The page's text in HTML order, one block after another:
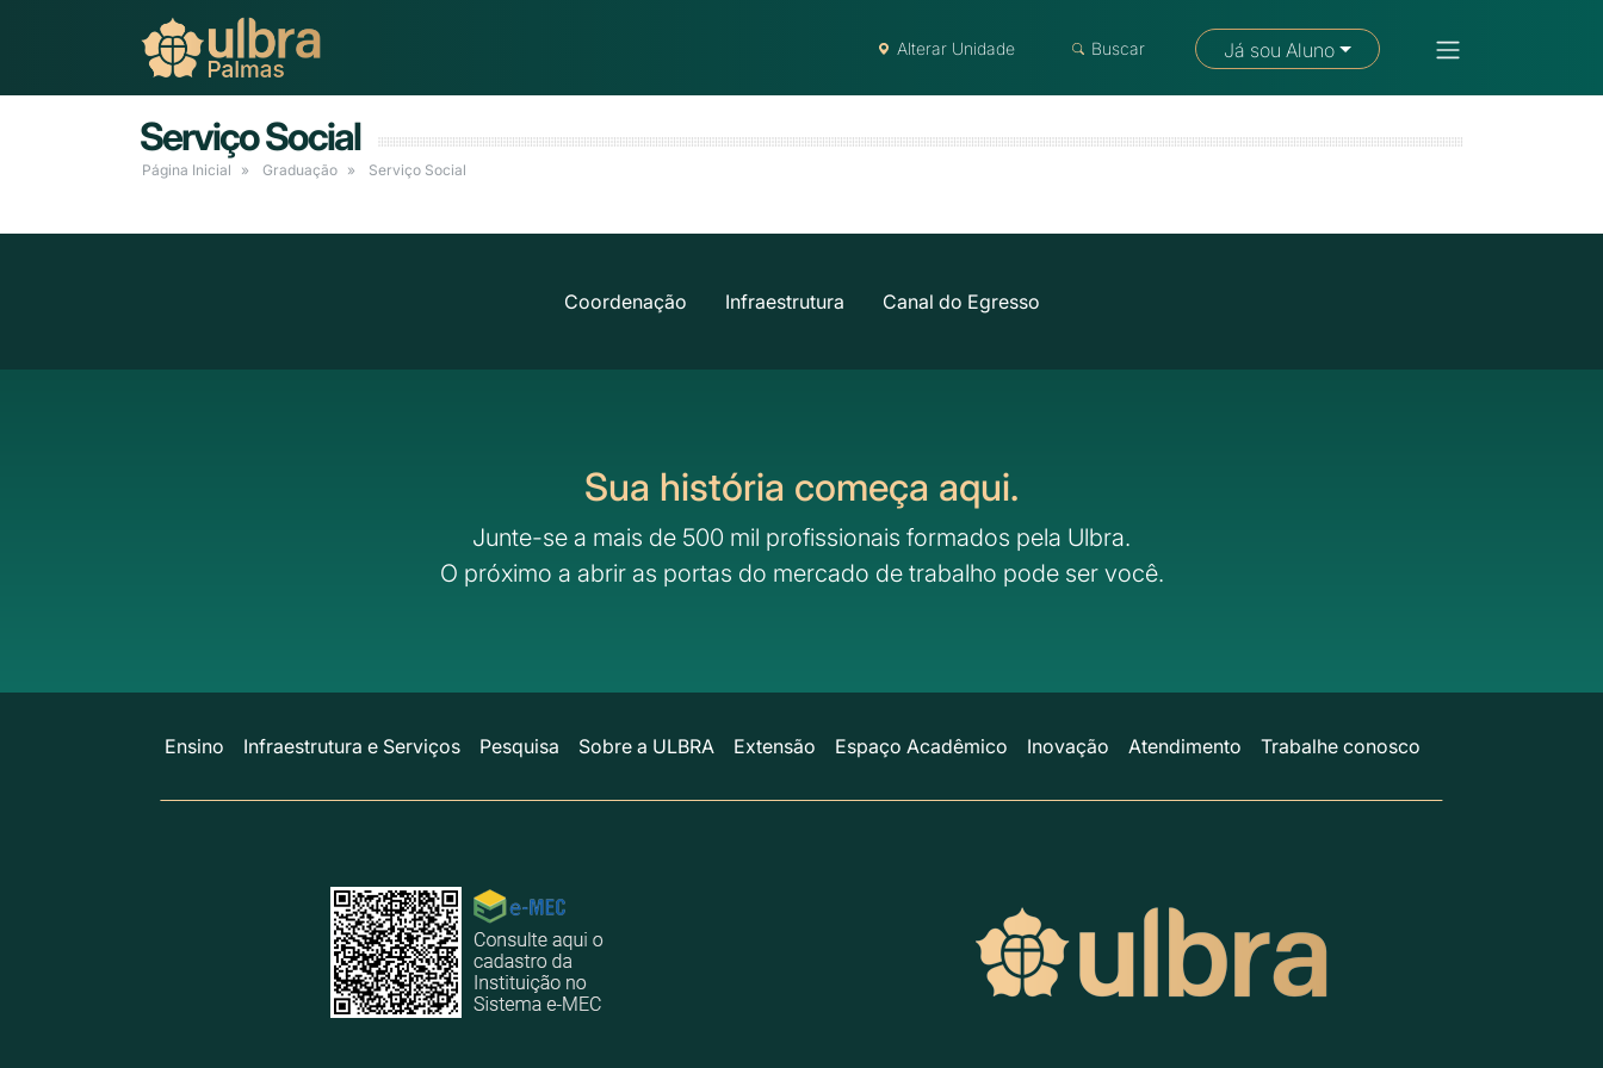
Fale com um consultor
Alterar Unidade Buscar Já sou Aluno
Serviço Social
Página Inicial Graduação Serviço Social
Coordenação Infraestrutura Canal do Egresso
Sua história começa aqui.
Junte-se a mais de 500 mil profissionais formados pela Ulbra.
O próximo a abrir as portas do mercado de trabalho pode ser você.
Ensino Infraestrutura e Serviços Pesquisa Sobre a ULBRA Extensão Espaço Acadêmico Inovação Atendimento Trabalhe conosco